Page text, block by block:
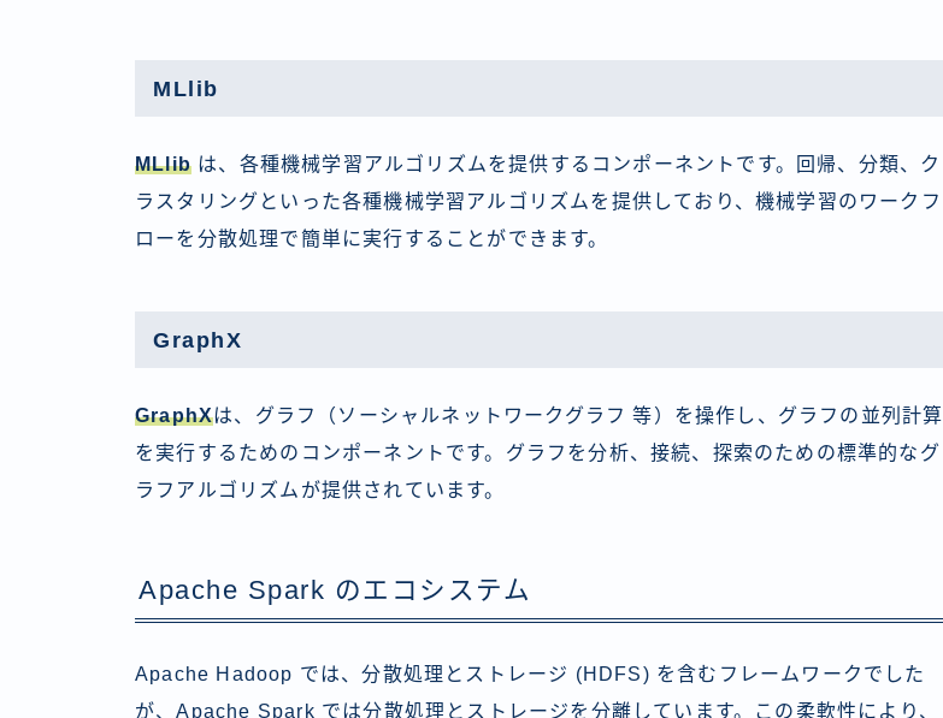
MLlib
MLlib は、各種機械学習アルゴリズムを提供するコンポーネントです。回帰、分類、ク
ラスタリングといった各種機械学習アルゴリズムを提供しており、機械学習のワークフ
ローを分散処理で簡単に実行することができます。
GraphX
GraphXは、グラフ（ソーシャルネットワークグラフ 等）を操作し、グラフの並列計算
を実行するためのコンポーネントです。グラフを分析、接続、探索のための標準的なグ
ラフアルゴリズムが提供されています。
Apache Spark のエコシステム
Apache Hadoop では、分散処理とストレージ (HDFS) を含むフレームワークでした
が、Apache Spark では分散処理とストレージを分離しています。この柔軟性により、